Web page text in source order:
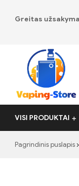
Greitas
Vaping-
Store.de
VISI PRODUKTAI
Pagrindinis puslapis